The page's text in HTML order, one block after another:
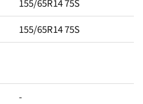
155/65R14 75S
-